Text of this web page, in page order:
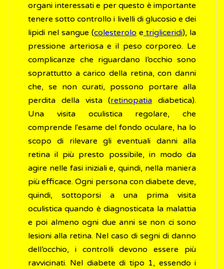
organi interessati e per questo è importante
tenere sotto controllo i livelli di glucosio e dei
lipidi nel sangue (colesterolo e trigliceridi), la
pressione arteriosa e il peso corporeo. Le
complicanze che riguardano l’occhio sono
soprattutto a carico della retina, con danni
che, se non curati, possono portare alla
perdita della vista (retinopatia diabetica).
Una visita oculistica regolare, che
comprende l'esame del fondo oculare, ha lo
scopo di rilevare gli eventuali danni alla
retina il più presto possibile, in modo da
agire nelle fasi iniziali e, quindi, nella maniera
più efficace. Ogni persona con diabete deve,
quindi, sottoporsi a una prima visita
oculistica quando è diagnosticata la malattia
e poi almeno ogni due anni se non ci sono
lesioni alla retina. Nel caso di segni di danno
dell’occhio, i controlli devono essere più
ravvicinati. Nel diabete di tipo 1, essendo i